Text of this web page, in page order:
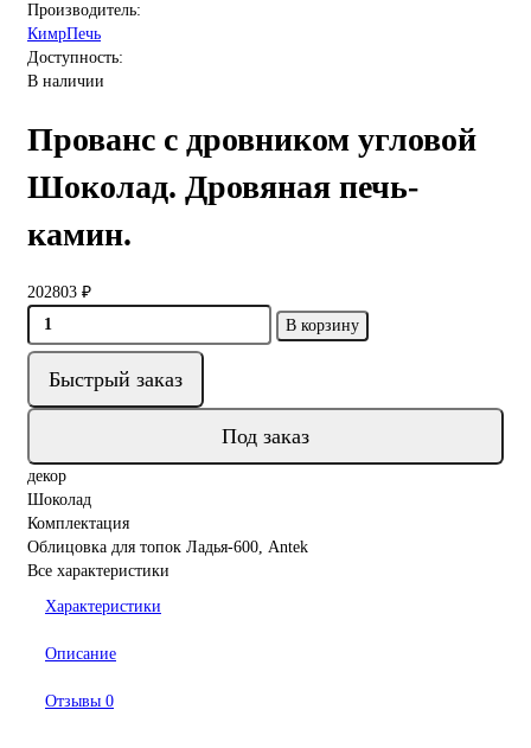
Производитель:
КимрПечь
Доступность:
В наличии
Прованс с дровником угловой
Шоколад. Дровяная печь-
камин.
202803 ₽
В корзину
Быстрый заказ
Под заказ
декор
Шоколад
Комплектация
Облицовка для топок Ладья-600, Antek
Все характеристики
Характеристики
Описание
Отзывы 0